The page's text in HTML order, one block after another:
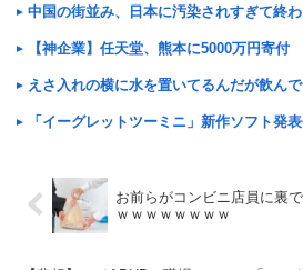
中国の街並み、日本に汚染されすぎて終わ
【神企業】任天堂、熊本に5000万円寄付
えさ入れの横に水を置いてるんだが飲んで
「イーグレットツーミニ」新作ソフト発
お前らがコンビニ店員に裏
ｗｗｗｗｗｗｗｗ